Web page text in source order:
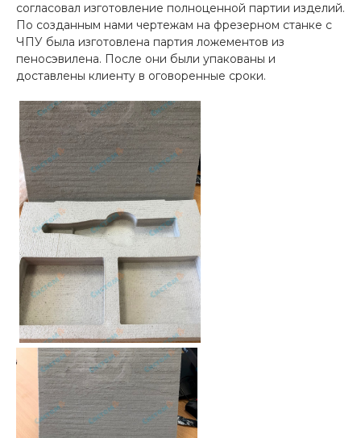
согласовал изготовление полноценной партии изделий.
По созданным нами чертежам на фрезерном станке с
ЧПУ была изготовлена партия ложементов из
пеносэвилена. После они были упакованы и
доставлены клиенту в оговоренные сроки.